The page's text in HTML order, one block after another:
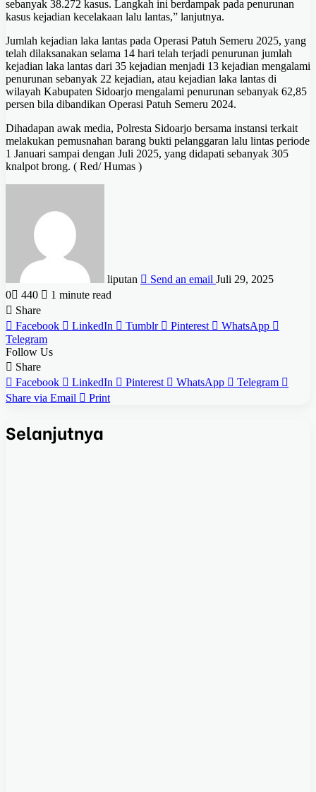
sebanyak 38.272 kasus. Langkah ini berdampak pada penurunan
kasus kejadian kecelakaan lalu lantas,” lanjutnya.
Jumlah kejadian laka lantas pada Operasi Patuh Semeru 2025, yang
telah dilaksanakan selama 14 hari telah terjadi penurunan jumlah
kejadian laka lantas dari 35 kejadian menjadi 13 kejadian mengalami
penurunan sebanyak 22 kejadian, atau kejadian laka lantas di
wilayah Kabupaten Sidoarjo mengalami penurunan sebanyak 62,85
persen bila dibandikan Operasi Patuh Semeru 2024.
Dihadapan awak media, Polresta Sidoarjo bersama instansi terkait
melakukan pemusnahan barang bukti pelanggaran lalu lintas periode
1 Januari sampai dengan Juli 2025, yang didapati sebanyak 305
knalpot brong. ( Red/ Humas )
liputan Send an email Juli 29, 2025
0
440
1 minute read
Share
Facebook
LinkedIn Tumblr Pinterest
WhatsApp
Telegram
Follow Us
Share
Facebook
LinkedIn Pinterest WhatsApp
Telegram
Share via Email
Print
Selanjutnya